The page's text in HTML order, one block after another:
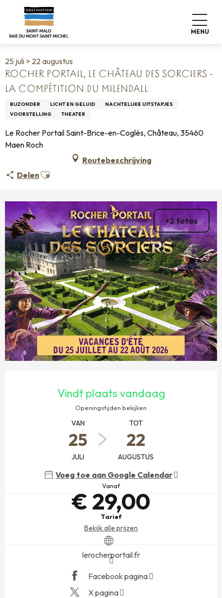
contenu
MENU
Home Wonen zoals thuis
Rocher Portail, le Château des Sorciers - La compétition du
Milendall
25 juli > 22 augustus
ROCHER PORTAIL, LE CHÂTEAU DES SORCIERS -
LA COMPÉTITION DU MILENDALL
BIJZONDER LICHT EN GELUID
NACHTELIJKE UITSTAPJES
VOORSTELLING
THEATER
Le Rocher Portail Saint-Brice-en-Coglès, Château, 35460
Maen Roch
Routebeschrijving
DelenAjouter aux favoris
+2 fotos
Vindt plaats vandaag
Openingstijden bekijken
VAN
25
JULI
TOT
22
AUGUSTUS
Voeg toe aan Google Calendar
Vanaf
€ 29,00
Tarief
Bekijk alle prijzen
lerocherportail.fr
Facebook pagina
X pagina